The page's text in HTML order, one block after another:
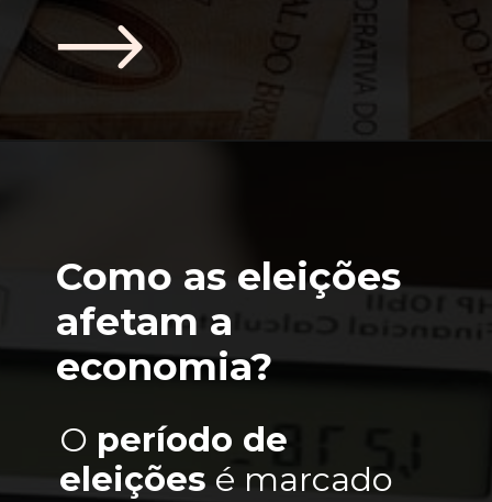
O período de
eleições é marcado
Como as eleições
afetam a
economia?